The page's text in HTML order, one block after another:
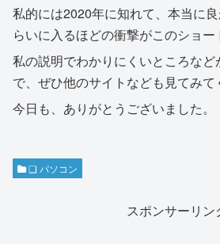
私的には2020年に知れて、本当に
らいに入るほどの衝撃がこのショー
私の説明でわかりにくいところな
で、ぜひ他のサイトなども見てみて
今日も、ありがとうございました。
❏ パソコン
スポンサーリン